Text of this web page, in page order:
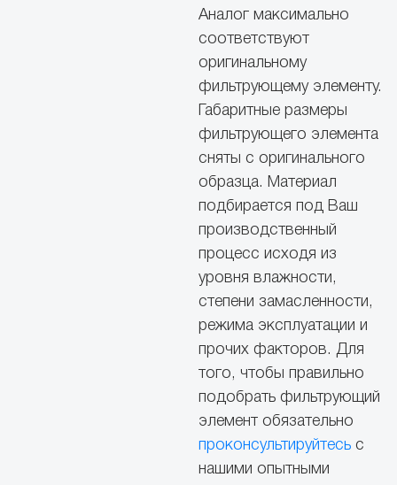
Аналог максимально
соответствуют
оригинальному
фильтрующему элементу.
Габаритные размеры
фильтрующего элемента
сняты с оригинального
образца. Материал
подбирается под Ваш
производственный
процесс исходя из
уровня влажности,
степени замасленности,
режима эксплуатации и
прочих факторов. Для
того, чтобы правильно
подобрать фильтрующий
элемент обязательно
проконсультируйтесь с
нашими опытными